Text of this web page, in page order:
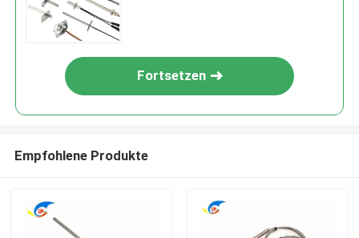
Fortsetzen
Empfohlene Produkte